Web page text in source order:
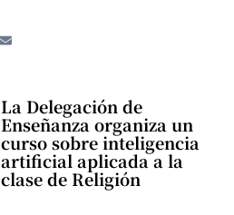
La Delegación de
Enseñanza organiza un
curso sobre inteligencia
artificial aplicada a la
clase de Religión